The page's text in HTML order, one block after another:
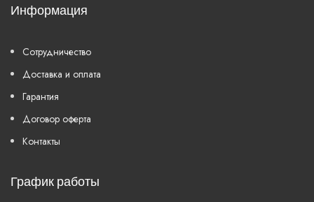
Информация
Сотрудничество
Доставка и оплата
Гарантия
Договор оферта
Контакты
График работы